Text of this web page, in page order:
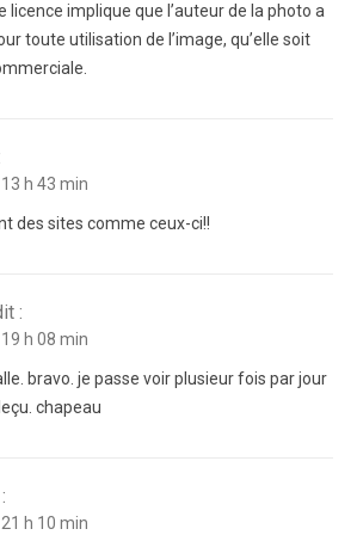
licence implique que l’auteur de la photo a
toute utilisation de l’image, qu’elle soit
h 43 min
des sites comme ceux-ci!!
:
h 08 min
bravo. je passe voir plusieur fois par jour
chapeau
h 10 min